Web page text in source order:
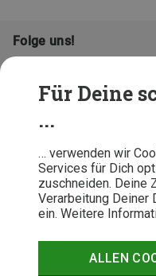
Für Deine
...
… verwenden wir
Services für Dich
zuschneiden. Deine
Verarbeitung Deiner
ein. Weitere
ALLEN
Folge uns!